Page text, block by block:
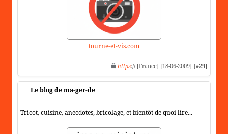
tourne-et-vis.com
https:// [France] [18-06-2009] [#29]
Le blog de ma-ger-de
Tricot, cuisine, anecdotes, bricolage, et bientôt de quoi lire...